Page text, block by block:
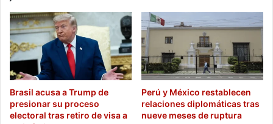
Brasil acusa a Trump de
presionar su proceso
electoral tras retiro de visa a
Perú y México restablecen
relaciones diplomáticas tras
nueve meses de ruptura